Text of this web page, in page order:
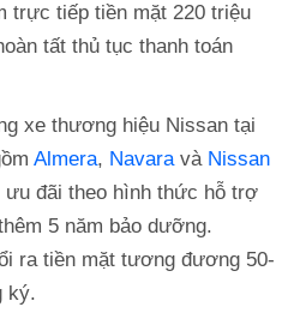
trực tiếp tiền mặt 220 triệu
tất thủ tục thanh toán
xe thương hiệu Nissan tại
Almera, Navaravà Nissan
đãi theo hình thức hỗ trợ
5 năm bảo dưỡng.
ra tiền mặt tương đương 50-
ký.